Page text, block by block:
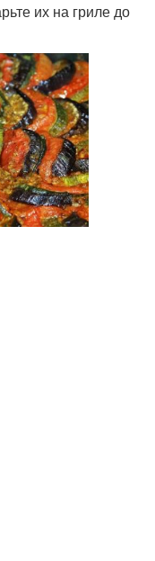
их на гриле до